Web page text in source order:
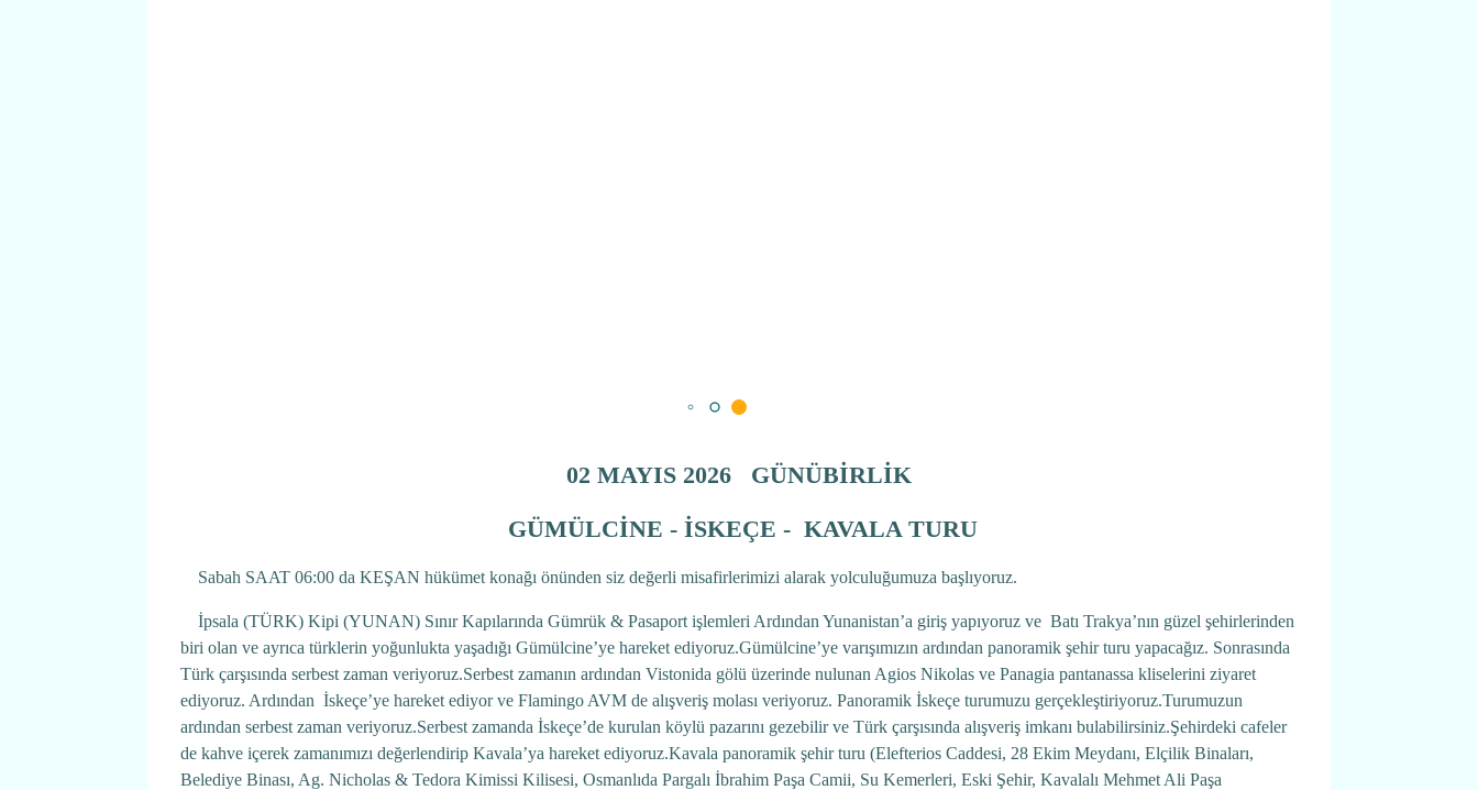
02 MAYIS 2026 GÜNÜBİRLİK
GÜMÜLCİNE - İSKEÇE - KAVALA TURU
Sabah SAAT 06:00 da KEŞAN hükümet konağı önünden siz değerli misafirlerimizi alarak yolculuğumuza başlıyoruz.
İpsala (TÜRK) Kipi (YUNAN) Sınır Kapılarında Gümrük & Pasaport işlemleri Ardından Yunanistan’a giriş yapıyoruz ve Batı Trakya’nın güzel şehirlerinden
biri olan ve ayrıca türklerin yoğunlukta yaşadığı Gümülcine’ye hareket ediyoruz.Gümülcine’ye varışımızın ardından panoramik şehir turu yapacağız. Sonrasında
Türk çarşısında serbest zaman veriyoruz.Serbest zamanın ardından Vistonida gölü üzerinde nulunan Agios Nikolas ve Panagia pantanassa kliselerini ziyaret
ediyoruz. Ardından İskeçe’ye hareket ediyor ve Flamingo AVM de alışveriş molası veriyoruz. Panoramik İskeçe turumuzu gerçekleştiriyoruz.Turumuzun
ardından serbest zaman veriyoruz.Serbest zamanda İskeçe’de kurulan köylü pazarını gezebilir ve Türk çarşısında alışveriş imkanı bulabilirsiniz.Şehirdeki cafeler
de kahve içerek zamanımızı değerlendirip Kavala’ya hareket ediyoruz.Kavala panoramik şehir turu (Elefterios Caddesi, 28 Ekim Meydanı, Elçilik Binaları,
Belediye Binası, Ag. Nicholas & Tedora Kimissi Kilisesi, Osmanlıda Pargalı İbrahim Paşa Camii, Su Kemerleri, Eski Şehir, Kavalalı Mehmet Ali Paşa